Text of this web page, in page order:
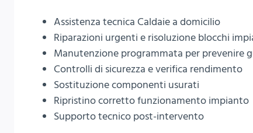
Assistenza tecnica Caldaie a domicilio
Riparazioni urgenti e risoluzione blocchi
Manutenzione programmata per prevenire
Controlli di sicurezza e verifica rendimento
Sostituzione componenti usurati
Ripristino corretto funzionamento impianto
Supporto tecnico post-intervento